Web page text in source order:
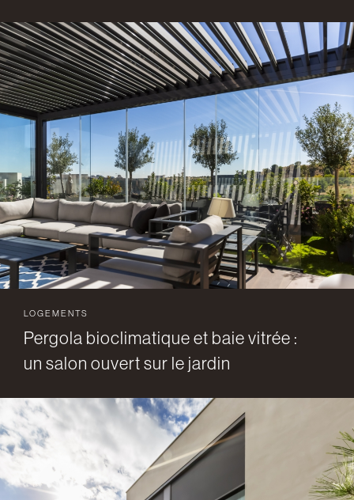
LOGEMENTS
Pergola bioclimatique et baie vitrée :
un salon ouvert sur le jardin